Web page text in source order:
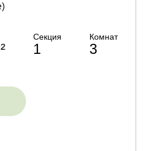
Секция
1
Комнат
3